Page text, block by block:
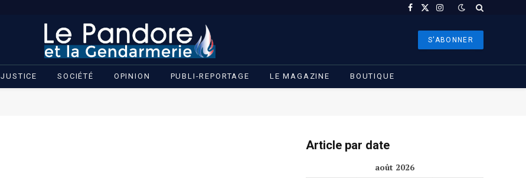
Facebook
X
Instagram
S'ABONNER
JUSTICE SOCIÉTÉ OPINION PUBLI-REPORTAGE LE MAGAZINE BOUTIQUE
Article par date
août 2026